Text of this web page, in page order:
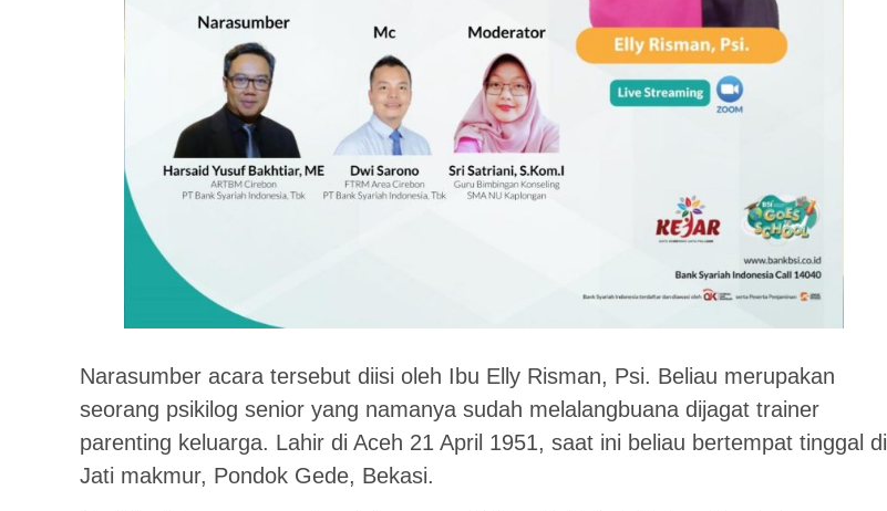
Narasumber acara tersebut diisi oleh Ibu Elly Risman, Psi. Beliau merupakan
seorang psikilog senior yang namanya sudah melalangbuana dijagat trainer
parenting keluarga. Lahir di Aceh 21 April 1951, saat ini beliau bertempat tinggal di
Jati makmur, Pondok Gede, Bekasi.